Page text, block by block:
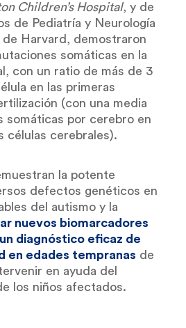
Children’s Hospital, y de
de Pediatría y Neurología
de Harvard, demostraron
somáticas en la
con un ratio de más de 3
en las primeras
(con una media
somáticas por cerebro en
células cerebrales).
la potente
defectos genéticos en
del autismo y la
nuevos biomarcadores
diagnóstico eficaz de
en edades tempranas de
en ayuda del
los niños afectados.